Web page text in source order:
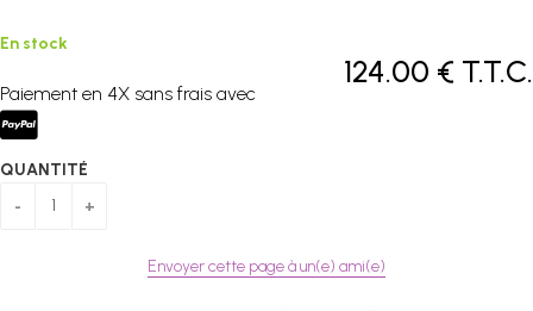
124.00 € T.T.C.
En stock
Paiement en 4X sans frais avec
QUANTITÉ
Envoyer cette page à un(e) ami(e)